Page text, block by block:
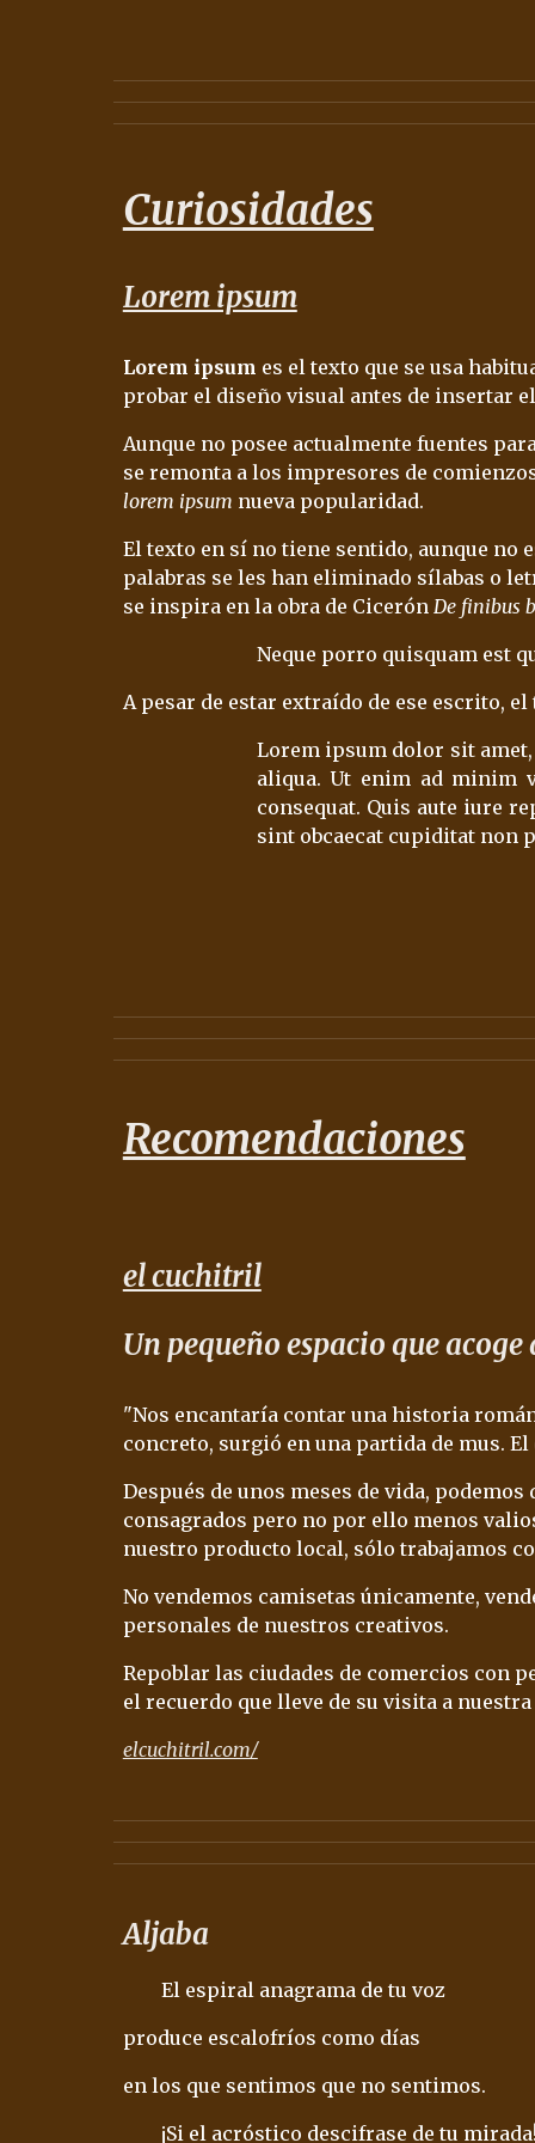
Curiosidades
Lorem ipsum
Lorem ipsum es el texto que se usa
probar el diseño visual antes de insertar
Aunque no posee actualmente fuentes
se remonta a los impresores de
lorem ipsum nueva popularidad.
El texto en sí no tiene sentido, aunque no
palabras se les han eliminado sílabas o
se inspira en la obra de Cicerón De finibus
Neque porro quisquam est
A pesar de estar extraído de ese escrito,
Lorem ipsum dolor sit
aliqua. Ut enim ad minim
consequat. Quis aute iure
sint obcaecat cupiditat non
Recomendaciones
el cuchitril
Un pequeño espacio que
"Nos encantaría contar una historia
concreto, surgió en una partida de mus.
Después de unos meses de vida,
consagrados pero no por ello menos
nuestro producto local, sólo trabajamos
No vendemos camisetas únicamente,
personales de nuestros creativos.
Repoblar las ciudades de comercios con
el recuerdo que lleve de su visita a
elcuchitril.com/
Aljaba
El espiral anagrama de tu voz
produce escalofríos como días
en los que sentimos que no sentimos.
¡Si el acróstico descifrase de tu mirada!